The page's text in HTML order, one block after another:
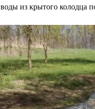
из крытого колодца